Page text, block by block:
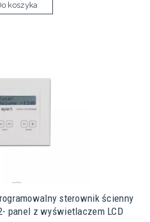
koszyka
sterownik ścienny
panel z wyświetlaczem LCD